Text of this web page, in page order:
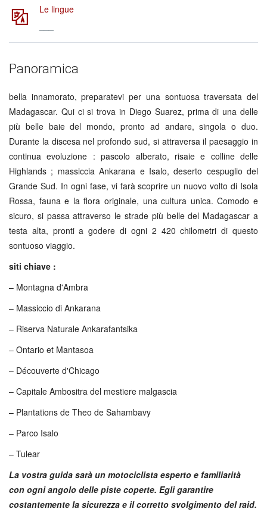
Le lingue
Panoramica
bella innamorato, preparatevi per una sontuosa traversata del
Madagascar. Qui ci si trova in Diego Suarez, prima di una delle
più belle baie del mondo, pronto ad andare, singola o duo.
Durante la discesa nel profondo sud, si attraversa il paesaggio in
continua evoluzione : pascolo alberato, risaie e colline delle
Highlands ; massiccia Ankarana e Isalo, deserto cespuglio del
Grande Sud. In ogni fase, vi farà scoprire un nuovo volto di Isola
Rossa, fauna e la flora originale, una cultura unica. Comodo e
sicuro, si passa attraverso le strade più belle del Madagascar a
testa alta, pronti a godere di ogni 2 420 chilometri di questo
sontuoso viaggio.
siti chiave :
– Montagna d'Ambra
– Massiccio di Ankarana
– Riserva Naturale Ankarafantsika
– Ontario et Mantasoa
– Découverte d'Chicago
– Capitale Ambositra del mestiere malgascia
– Plantations de Theo de Sahambavy
– Parco Isalo
– Tulear
La vostra guida sarà un motociclista esperto e familiarità
con ogni angolo delle piste coperte. Egli garantire
costantemente la sicurezza e il corretto svolgimento del raid.